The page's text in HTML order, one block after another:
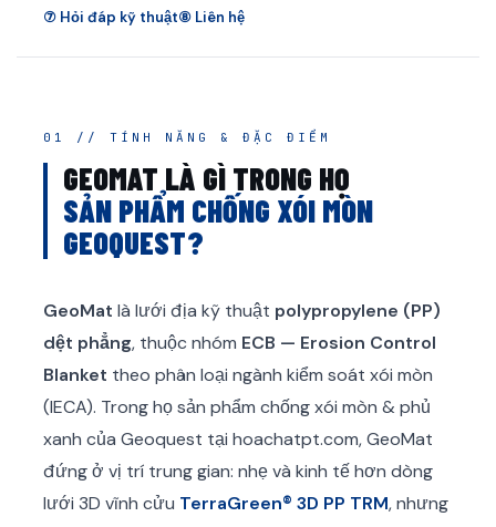
⑦ Hỏi đáp kỹ thuật⑧ Liên hệ
01 // TÍNH NĂNG & ĐẶC ĐIỂM
GEOMAT LÀ GÌ TRONG HỌ
SẢN PHẨM CHỐNG XÓI MÒN
GEOQUEST?
GeoMat là lưới địa kỹ thuật polypropylene (PP)
dệt phẳng, thuộc nhóm ECB — Erosion Control
Blanket theo phân loại ngành kiểm soát xói mòn
(IECA). Trong họ sản phẩm chống xói mòn & phủ
xanh của Geoquest tại hoachatpt.com, GeoMat
đứng ở vị trí trung gian: nhẹ và kinh tế hơn dòng
lưới 3D vĩnh cửu TerraGreen® 3D PP TRM, nhưng